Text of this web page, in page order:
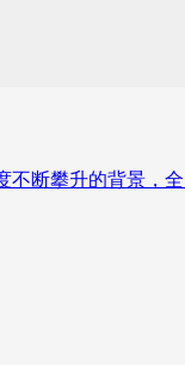
断攀升的背景，